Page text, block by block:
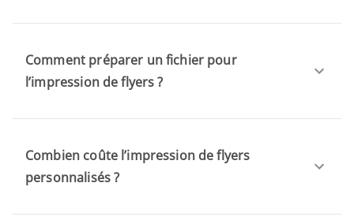
Comment préparer un fichier pour
l’impression de flyers ?
Combien coûte l’impression de flyers
personnalisés ?